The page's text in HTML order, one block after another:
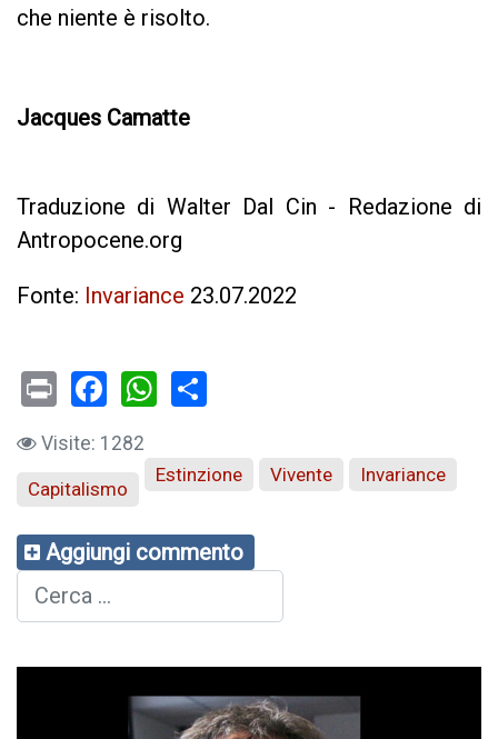
che niente è risolto.
Jacques Camatte
Traduzione di Walter Dal Cin - Redazione di
Antropocene.org
Fonte: Invariance 23.07.2022
PrintFacebook
WhatsApp
Visite: 1282
Capitalismo
Estinzione Vivente Invariance
Aggiungi commento
Cerca